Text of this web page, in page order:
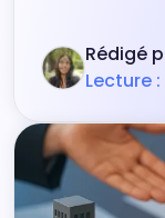
Rédigé
Lecture